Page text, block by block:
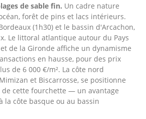
de sable fin. Un cadre nature
forêt de pins et lacs intérieurs.
(1h30) et le bassin d'Arcachon,
Le littoral atlantique autour du Pays
de la Gironde affiche un dynamisme
en hausse, pour des prix
de 6 000 €/m². La côte nord
et Biscarrosse, se positionne
de cette fourchette — un avantage
la côte basque ou au bassin